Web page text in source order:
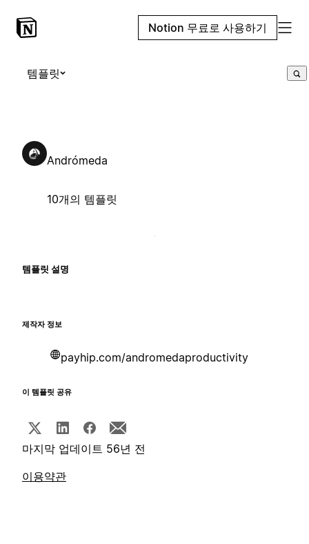
Notion 무료로 사용하기
템플릿
Andrómeda
10개의 템플릿
템플릿 설명
제작자 정보
payhip.com/andromedaproductivity
이 템플릿 공유
마지막 업데이트 56년 전
이용약관